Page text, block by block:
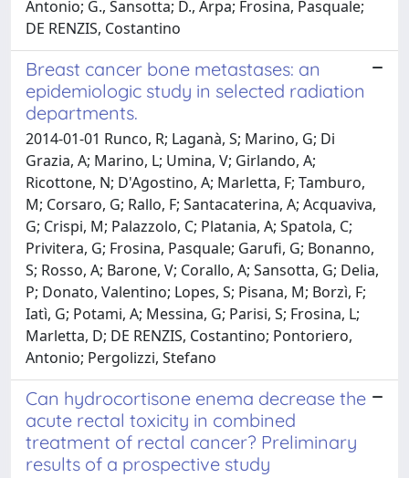
Antonio; G., Sansotta; D., Arpa; Frosina, Pasquale;
DE RENZIS, Costantino
Breast cancer bone metastases: an
epidemiologic study in selected radiation
departments.
2014-01-01 Runco, R; Laganà, S; Marino, G; Di
Grazia, A; Marino, L; Umina, V; Girlando, A;
Ricottone, N; D'Agostino, A; Marletta, F; Tamburo,
M; Corsaro, G; Rallo, F; Santacaterina, A; Acquaviva,
G; Crispi, M; Palazzolo, C; Platania, A; Spatola, C;
Privitera, G; Frosina, Pasquale; Garufi, G; Bonanno,
S; Rosso, A; Barone, V; Corallo, A; Sansotta, G; Delia,
P; Donato, Valentino; Lopes, S; Pisana, M; Borzì, F;
Iatì, G; Potami, A; Messina, G; Parisi, S; Frosina, L;
Marletta, D; DE RENZIS, Costantino; Pontoriero,
Antonio; Pergolizzi, Stefano
Can hydrocortisone enema decrease the
acute rectal toxicity in combined
treatment of rectal cancer? Preliminary
results of a prospective study